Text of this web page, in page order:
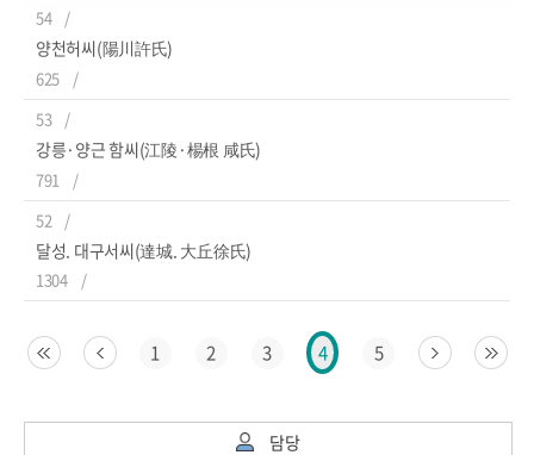
54
양천허씨(陽川許氏)
625
53
강릉·양근 함씨(江陵·楊根 咸氏)
791
52
달성. 대구서씨(達城. 大丘徐氏)
1304
1 2 3 4 5
담당